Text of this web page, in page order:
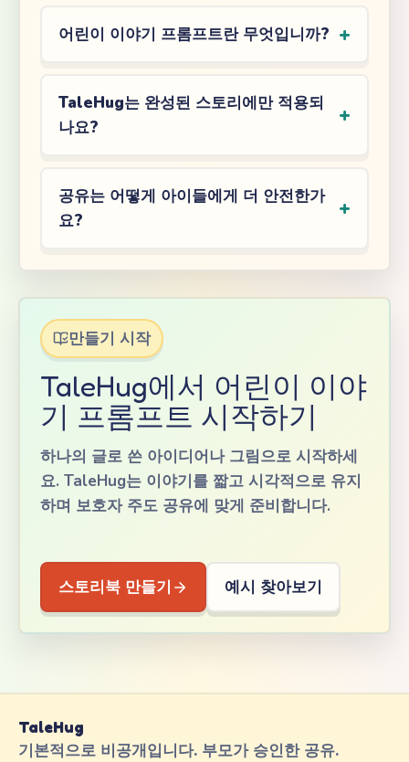
어린이 이야기 프롬프트란 무엇입니까?
TaleHug는 완성된 스토리에만 적용되
나요?
공유는 어떻게 아이들에게 더 안전한가
요?
만들기 시작
TaleHug에서 어린이 이야
기 프롬프트 시작하기
하나의 글로 쓴 아이디어나 그림으로 시작하세
요. TaleHug는 이야기를 짧고 시각적으로 유지
하며 보호자 주도 공유에 맞게 준비합니다.
스토리북 만들기 예시 찾아보기
TaleHug
기본적으로 비공개입니다. 부모가 승인한 공유.